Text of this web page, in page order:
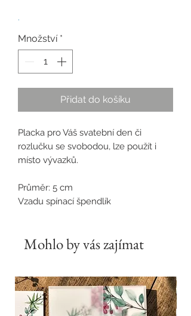
.
Množství *
Přidat do košíku
Placka pro Váš svatební den či
rozlučku se svobodou, lze použít i
místo vývazků.
Průměr: 5 cm
Vzadu spínací špendlík
Mohlo by vás zajímat